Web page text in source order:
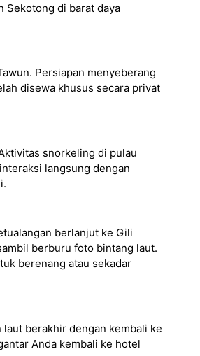
Sekotong di barat daya
Persiapan menyeberang
disewa khusus secara privat
snorkeling di pulau
langsung dengan
berlanjut ke Gili
berburu foto bintang laut.
berenang atau sekadar
laut berakhir dengan kembali ke
Anda kembali ke hotel